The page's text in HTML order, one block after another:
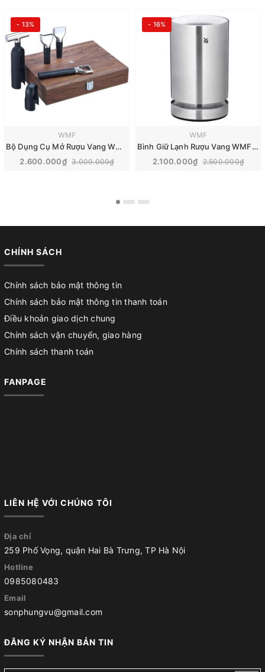
- 13%
WMF
Bộ Dụng Cụ Mở Rượu Vang Wmf Baric Sommelier 5 Món | 06.6286.6040
2.600.000₫ 3.000.000₫
- 16%
WMF
Bình Giữ Lạnh Rượu Vang WMF Ambient Senkt & Weinkuhler
2.100.000₫ 2.500.000₫
CHÍNH SÁCH
Chính sách bảo mật thông tin
Chính sách bảo mật thông tin thanh toán
Điều khoản giao dịch chung
Chính sách vận chuyển, giao hàng
Chính sách thanh toán
FANPAGE
LIÊN HỆ VỚI CHÚNG TÔI
Địa chỉ
259 Phố Vọng, quận Hai Bà Trưng, TP Hà Nội
Hotline
0985080483
Email
sonphungvu@gmail.com
ĐĂNG KÝ NHẬN BẢN TIN